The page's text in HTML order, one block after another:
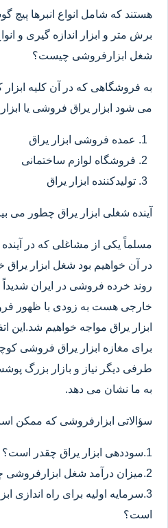
هستند که شامل انواع انبرها پیچ
برش متر و ابزار اندازه گیری و
شغل ابزارفروشی چیست؟
به فروشگاهی که در آن کلیه
می شود ابزار یراق فروشی یا
عمده فروشی ابزار یراق
فروشگاه لوازم ساختمانی
تولیدکننده ابزار یراق
آینده شغلی ابزار یراق چطور می
مسلماً یکی از مشاغلی که در
در آن خواهیم بود شغل ابزار یراق
روند خرده فروشی در ایران شدیداً
خارجی هست به زودی با ظهور
ابزار یراق مواجه خواهیم شد.این
برای مغازه ابزار یراق فروشی
طرفی دیگر نیاز و بازار بزرگ
به ما نشان می دهد.
سؤالاتی ابزارفروشی که ممکن
1.سوددهی ابزار یراق چقدر است؟
2.میزان درآمد شغل ابزارفروشی چقدر است؟
3.سرمایه اولیه برای راه اندازی
است؟